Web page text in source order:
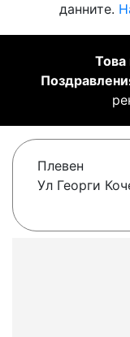
данните.
Плевен
Ул Георги